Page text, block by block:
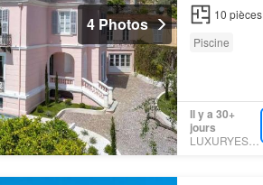
4 Photos
10 pièces
Piscine
Il y a 30+
jours
LUXURYESTATE